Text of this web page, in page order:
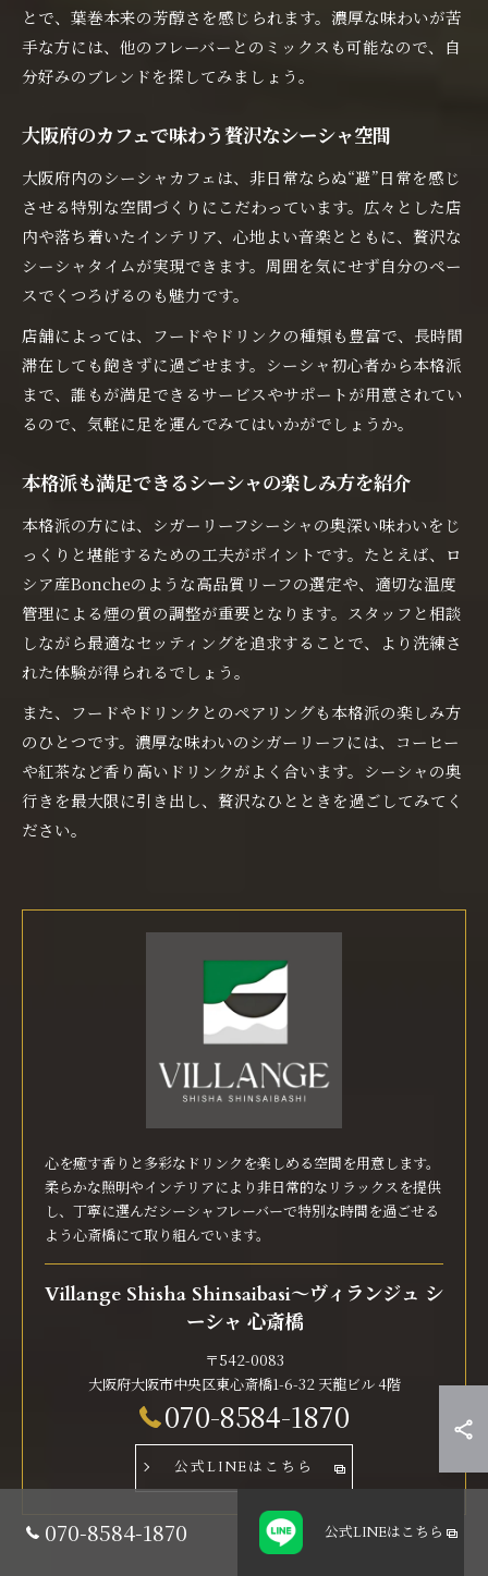
とで、葉巻本来の芳醇さを感じられます。濃厚な味わいが苦
手な方には、他のフレーバーとのミックスも可能なので、自
分好みのブレンドを探してみましょう。
大阪府のカフェで味わう贅沢なシーシャ空間
大阪府内のシーシャカフェは、非日常ならぬ“避”日常を感じ
させる特別な空間づくりにこだわっています。広々とした店
内や落ち着いたインテリア、心地よい音楽とともに、贅沢な
シーシャタイムが実現できます。周囲を気にせず自分のペー
スでくつろげるのも魅力です。
店舗によっては、フードやドリンクの種類も豊富で、長時間
滞在しても飽きずに過ごせます。シーシャ初心者から本格派
まで、誰もが満足できるサービスやサポートが用意されてい
るので、気軽に足を運んでみてはいかがでしょうか。
本格派も満足できるシーシャの楽しみ方を紹介
本格派の方には、シガーリーフシーシャの奥深い味わいをじ
っくりと堪能するための工夫がポイントです。たとえば、ロ
シア産Boncheのような高品質リーフの選定や、適切な温度
管理による煙の質の調整が重要となります。スタッフと相談
しながら最適なセッティングを追求することで、より洗練さ
れた体験が得られるでしょう。
また、フードやドリンクとのペアリングも本格派の楽しみ方
のひとつです。濃厚な味わいのシガーリーフには、コーヒー
や紅茶など香り高いドリンクがよく合います。シーシャの奥
行きを最大限に引き出し、贅沢なひとときを過ごしてみてく
ださい。
心を癒す香りと多彩なドリンクを楽しめる空間を用意します。
柔らかな照明やインテリアにより非日常的なリラックスを提供
し、丁寧に選んだシーシャフレーバーで特別な時間を過ごせる
よう心斎橋にて取り組んでいます。
Villange Shisha Shinsaibasi〜ヴィランジュ シ
ーシャ 心斎橋
〒542-0083
大阪府大阪市中央区東心斎橋1-6-32 天龍ビル 4階
070-8584-1870
公式LINEはこちら
070-8584-1870 公式LINEはこちら